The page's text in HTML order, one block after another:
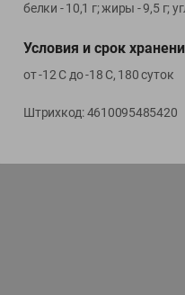
ЭКОлиния
Prime Steak
Собственное пр-во
Новинки
белки - 10,1 г; жиры - 9,5 г;
Условия и срок
от -12 С до -18 C, 180 суток
Штрихкод:4610095485420